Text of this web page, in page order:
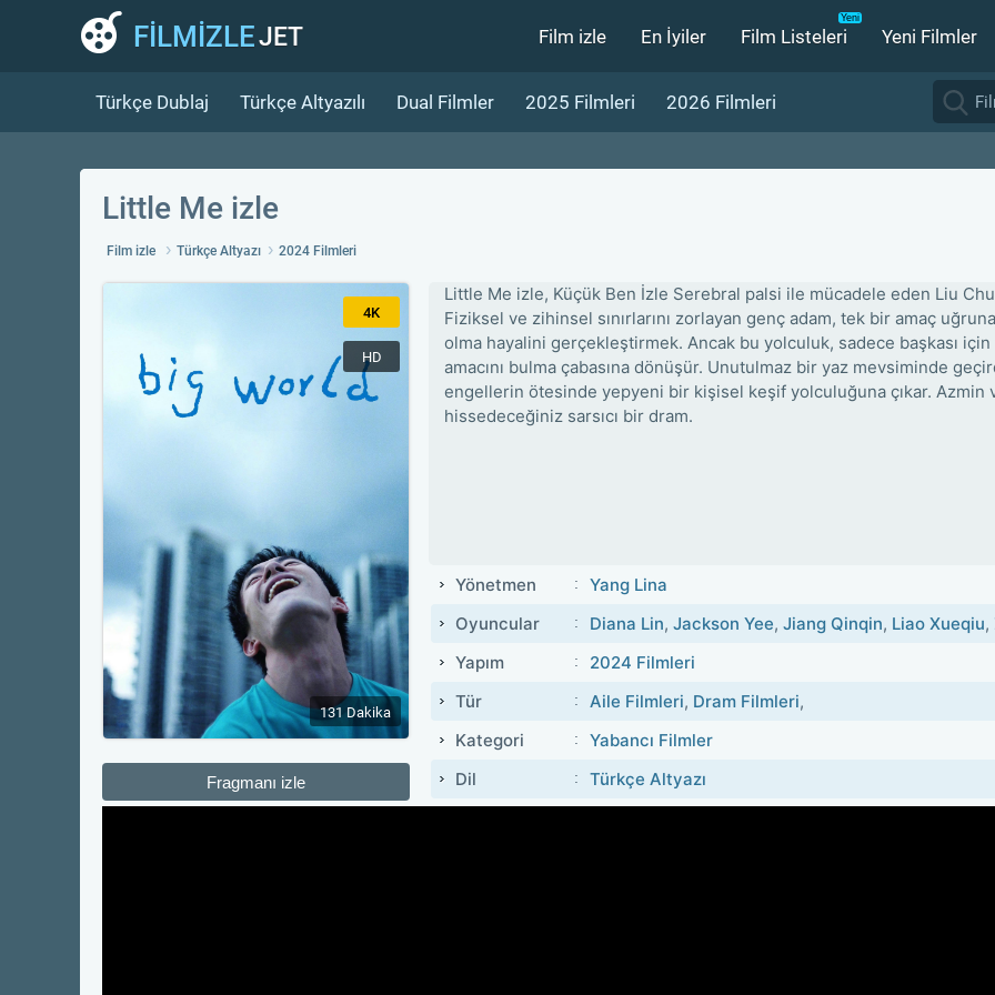
FİLMİZLEJET Film izle En İyiler Film Listeleri Yeni Filmler
Türkçe Dublaj Türkçe Altyazılı Dual Filmler 2025 Filmleri 2026 Filmleri
Little Me izle
Film izle Türkçe Altyazı 2024 Filmleri
4K
HD
131 Dakika
Fragmanı izle
Little Me izle, Küçük Ben İzle Serebral palsi ile mücadele eden Liu
Fiziksel ve zihinsel sınırlarını zorlayan genç adam, tek bir amaç
olma hayalini gerçekleştirmek. Ancak bu yolculuk, sadece başkası
amacını bulma çabasına dönüşür. Unutulmaz bir yaz mevsiminde
engellerin ötesinde yepyeni bir kişisel keşif yolculuğuna çıkar.
hissedeceğiniz sarsıcı bir dram.
Yönetmen
Yang Lina
Oyuncular
Diana Lin, Jackson Yee, Jiang Qinqin, Liao Xueqiu,
Yapım
2024 Filmleri
Tür
Aile Filmleri, Dram Filmleri,
Kategori
Yabancı Filmler
Dil
Türkçe Altyazı